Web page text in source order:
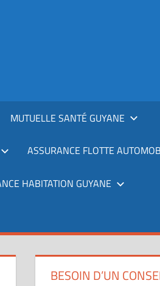
MUTUELLE SANTÉ GUYANE
ASSURANCE FLOTTE
HABITATION GUYANE
BESOIN D’UN